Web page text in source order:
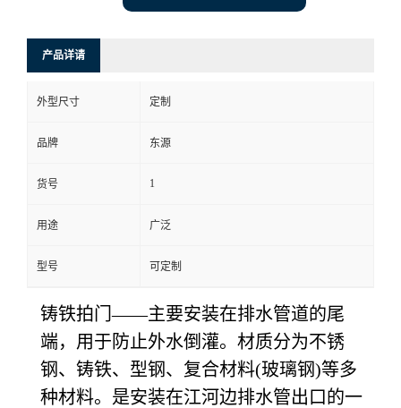
产品详请
外型尺寸 定制
品牌 东源
货号 1
用途 广泛
型号 可定制
铸铁拍门——主要安装在排水管道的尾
端，用于防止外水倒灌。材质分为不锈
钢、铸铁、型钢、复合材料(玻璃钢)等多
种材料。是安装在江河边排水管出口的一